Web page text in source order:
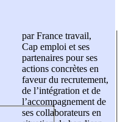
par France travail,
Cap emploi et ses
partenaires pour ses
actions concrètes en
faveur du recrutement,
de l’intégration et de
l’accompagnement de
ses collaborateurs en